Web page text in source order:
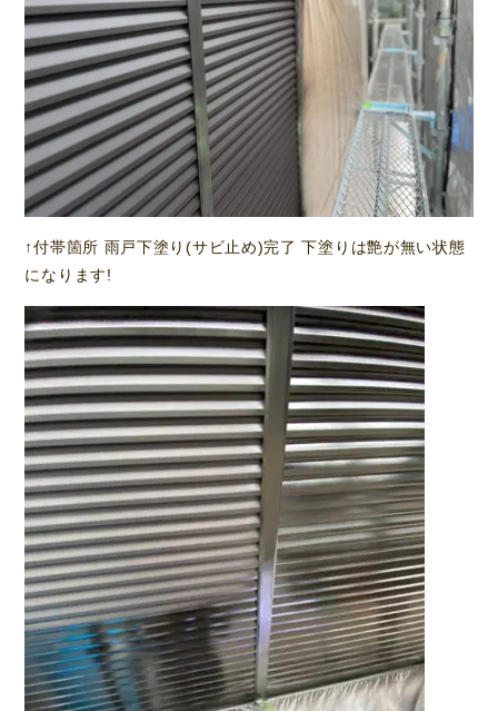
↑付帯箇所 雨戸下塗り(サビ止め)完了 下塗りは艶が無い状態
になります!